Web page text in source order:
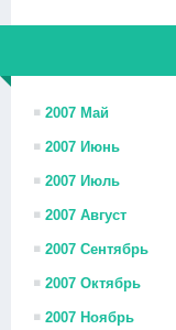
2007 Май
2007 Июнь
2007 Июль
2007 Август
2007 Сентябрь
2007 Октябрь
2007 Ноябрь